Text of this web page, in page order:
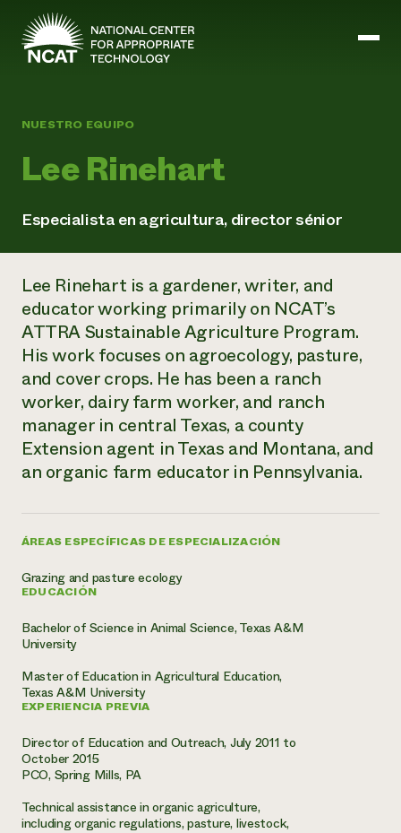
Ir al contenido principal
Misión y visión
Historia
Personal
Regiones
Consejo de Administración
Carreras profesionales
Informes anuales y financieros
Historias de impacto
Informe de
impacto 2024
ATTRA
Abundante Ogallala
Biochar Policy Project
Tierra para el agua
Programa de transición a la asociación orgánica
Programa de mejora de la calidad de la lana
Armados para cultivar
Latinos en la agricultura
Agricultura urbana
Evento anual de reciclaje de productos electrónicos
Programa de descuentos de NorthWestern Energy
Servicios energéticos comerciales
LIHEAP
Centro de intercambio de información AgriSolar
Cultivos
Energía, herramientas y equipos agrícolas
Métodos agrícolas y ganaderos
Ganadería
Marketing
Agricultura y ganadería ecológicas
Suelo y agua
Blog
Publicaciones
Cursos cortos
Oportunidades de financiación
Noticias
Internship Hub
Buscar prácticas
Contratar a un becario
Formación "Armed to Farm
Calendario de actos
Asociaciones empresariales
Donar
Donaciones planificadas
Consultas de los medios de comunicación
Todos
contribuyen a la
resiliencia de la
comunidad.
DONAR AHORA
NUESTRO EQUIPO
Lee Rinehart
Especialista en agricultura, director sénior
ÁREAS ESPECÍFICAS DE ESPECIALIZACIÓN
Grazing and pasture ecology
EDUCACIÓN
Bachelor of Science in Animal Science, Texas A&M
University
Master of Education in Agricultural Education,
Texas A&M University
EXPERIENCIA PREVIA
Director of Education and Outreach, July 2011 to
October 2015
PCO, Spring Mills, PA
Technical assistance in organic agriculture,
including organic regulations, pasture, livestock,
Lee Rinehart is a gardener, writer, and
educator working primarily on NCAT’s
ATTRA Sustainable Agriculture Program.
His work focuses on agroecology, pasture,
and cover crops. He has been a ranch
worker, dairy farm worker, and ranch
manager in central Texas, a county
Extension agent in Texas and Montana, and
an organic farm educator in Pennsylvania.